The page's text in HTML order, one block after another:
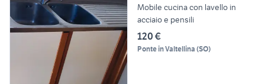
Mobile cucina con lavello in
acciaio e pensili
120 €
Ponte in Valtellina (SO)